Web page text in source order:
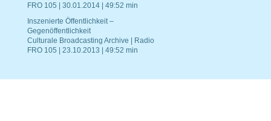
FRO 105 | 30.01.2014 | 49:52 min
Inszenierte Öffentlichkeit –
Gegenöffentlichkeit
Culturale Broadcasting Archive | Radio
FRO 105 | 23.10.2013 | 49:52 min